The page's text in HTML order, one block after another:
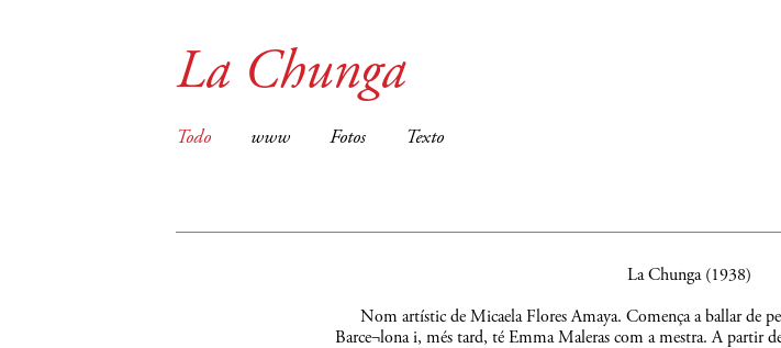
La Chunga
Todo www Fotos Texto
La Chunga (1938)
Nom artístic de Micaela Flores Amaya. Comença a ballar de
Barce¬lona i, més tard, té Emma Maleras com a mestra. A partir